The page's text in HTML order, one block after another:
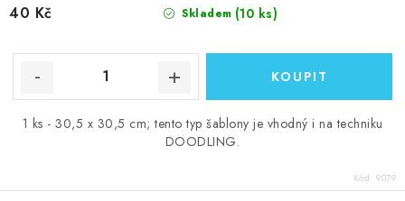
Skladem (10 ks)
40 Kč
1 ks - 30,5 x 30,5 cm; tento typ šablony je vhodný i na techniku
DOODLING.
Kód: 9079